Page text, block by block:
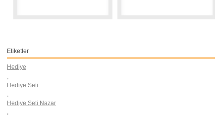
Etiketler
Hediye
Hediye Seti
,
Hediye Seti Nazar
,